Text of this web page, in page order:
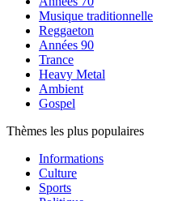
Musique traditionnelle
Reggaeton
Années 90
Trance
Heavy Metal
Ambient
Gospel
Thèmes les plus populaires
Informations
Culture
Sports